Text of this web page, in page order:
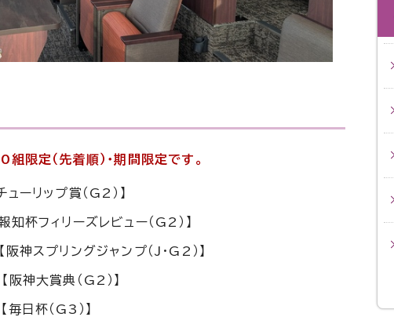
限定（先着順）・期間限定です。
ューリップ賞（G2）】
知杯フィリーズレビュー（G2）】
阪神スプリングジャンプ（J・G2）】
阪神大賞典（G2）】
毎日杯（G3）】